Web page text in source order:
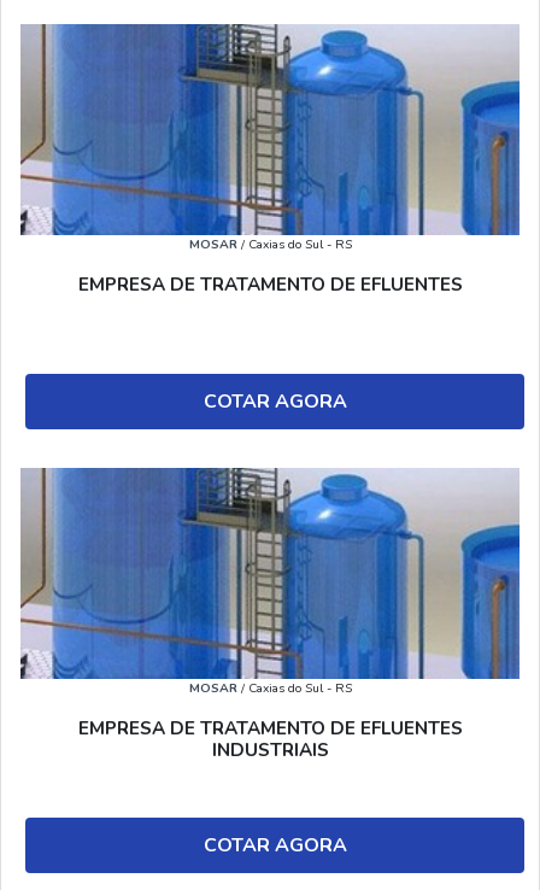
MOSAR/ Caxias do Sul - RS
EMPRESA DE TRATAMENTO DE EFLUENTES
COTAR AGORA
MOSAR/ Caxias do Sul - RS
EMPRESA DE TRATAMENTO DE EFLUENTES
INDUSTRIAIS
COTAR AGORA